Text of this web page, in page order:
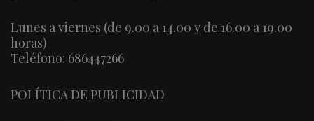
Lunes a viernes (de 9.00 a 14.00 y de 16.00 a 19.00
horas)
Teléfono: 686447266
POLÍTICA DE PUBLICIDAD